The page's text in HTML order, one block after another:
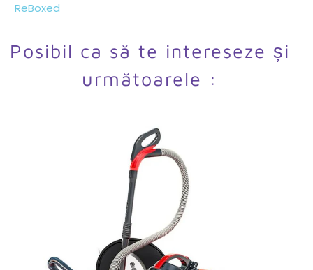
ReBoxed
Posibil ca să te intereseze și
următoarele :